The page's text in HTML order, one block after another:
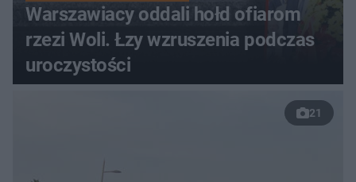
Warszawiacy oddali hołd ofiarom
rzezi Woli. Łzy wzruszenia podczas
uroczystości
21